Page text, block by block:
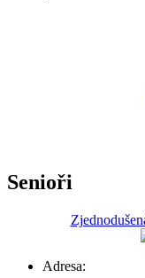
Senioři
Adresa: